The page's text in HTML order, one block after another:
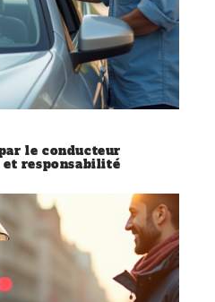
le conducteur
responsabilité